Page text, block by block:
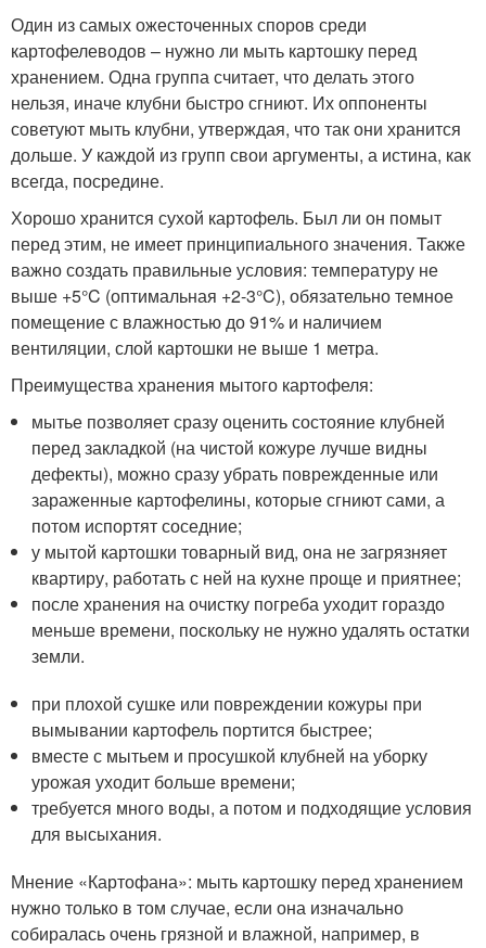
Один из самых ожесточенных споров среди
картофелеводов – нужно ли мыть картошку перед
хранением. Одна группа считает, что делать этого
нельзя, иначе клубни быстро сгниют. Их оппоненты
советуют мыть клубни, утверждая, что так они хранится
дольше. У каждой из групп свои аргументы, а истина, как
всегда, посредине.
Хорошо хранится сухой картофель. Был ли он помыт
перед этим, не имеет принципиального значения. Также
важно создать правильные условия: температуру не
выше +5°C (оптимальная +2-3°C), обязательно темное
помещение с влажностью до 91% и наличием
вентиляции, слой картошки не выше 1 метра.
Преимущества хранения мытого картофеля:
мытье позволяет сразу оценить состояние клубней
перед закладкой (на чистой кожуре лучше видны
дефекты), можно сразу убрать поврежденные или
зараженные картофелины, которые сгниют сами, а
потом испортят соседние;
у мытой картошки товарный вид, она не загрязняет
квартиру, работать с ней на кухне проще и приятнее;
после хранения на очистку погреба уходит гораздо
меньше времени, поскольку не нужно удалять остатки
земли.
при плохой сушке или повреждении кожуры при
вымывании картофель портится быстрее;
вместе с мытьем и просушкой клубней на уборку
урожая уходит больше времени;
требуется много воды, а потом и подходящие условия
для высыхания.
Мнение «Картофана»: мыть картошку перед хранением
нужно только в том случае, если она изначально
собиралась очень грязной и влажной, например, в